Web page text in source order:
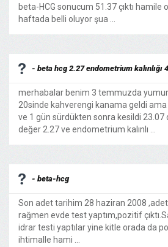
beta-HCG sonucum 51.37 çıktı hamile
haftada belli oluyor şua ...
- beta hcg 2.27 endometrium kalınlığı
merhabalar benim 3 temmuzda
20sinde kahverengi kanama geldi
ve 1 gün sürdükten sonra kesildi 23.07
değer 2.27 ve endometrium kalınlı ...
- beta-hcg
Son adet tarihim 28 haziran 2008
rağmen evde test yaptım,pozitif
idrar testi yaptılar yine kitle orada da
ihtimalle hami ...